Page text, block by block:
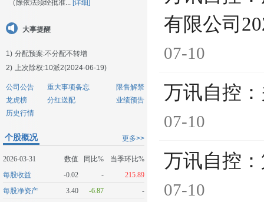
（除依法须经批准... [详细]
大事提醒
1) 分配预案:不分配不转增
2) 上次除权:10派2(2024-06-19)
公司公告 重大事项备忘
限售解禁
龙虎榜
分红送配
业绩预告
历史行情
更多>>
个股概况
2026-03-31 数值 同比%
当季环比%
每股收益
-0.02 -
215.89
每股净资产
3.40 -6.87
-
有限公司
07-10
万讯自控
07-10
万讯自控
07-10